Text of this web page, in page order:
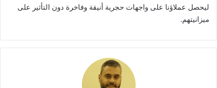
ليحصل عملاؤنا على واجهات حجرية أنيقة وفاخرة دون التأثير على
ميزانيتهم.